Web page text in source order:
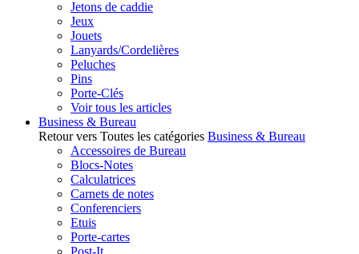
Jetons de caddie
Jeux
Jouets
Lanyards/Cordelières
Peluches
Pins
Porte-Clés
Voir tous les articles
Business & Bureau
Retour vers Toutes les catégories Business & Bureau
Accessoires de Bureau
Blocs-Notes
Calculatrices
Carnets de notes
Conferenciers
Etuis
Porte-cartes
Post-It